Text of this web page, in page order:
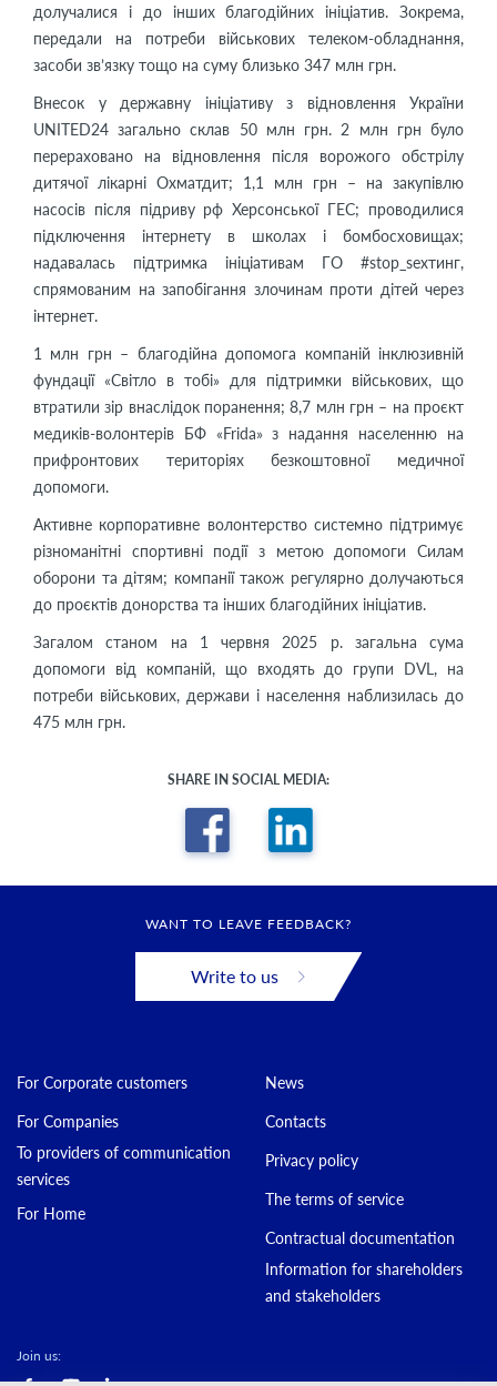
долучалися і до інших благодійних ініціатив. Зокрема,
передали на потреби військових телеком-обладнання,
засоби зв’язку тощо на суму близько 347 млн грн.
Внесок у державну ініціативу з відновлення України
UNITED24 загально склав 50 млн грн. 2 млн грн було
перераховано на відновлення після ворожого обстрілу
дитячої лікарні Охматдит; 1,1 млн грн – на закупівлю
насосів після підриву рф Херсонської ГЕС; проводилися
підключення інтернету в школах і бомбосховищах;
надавалась підтримка ініціативам ГО #stop_sexтинг,
спрямованим на запобігання злочинам проти дітей через
інтернет.
1 млн грн – благодійна допомога компаній інклюзивній
фундації «Світло в тобі» для підтримки військових, що
втратили зір внаслідок поранення; 8,7 млн грн – на проєкт
медиків-волонтерів БФ «Frida» з надання населенню на
прифронтових територіях безкоштовної медичної
допомоги.
Активне корпоративне волонтерство системно підтримує
різноманітні спортивні події з метою допомоги Силам
оборони та дітям; компанії також регулярно долучаються
до проєктів донорства та інших благодійних ініціатив.
Загалом станом на 1 червня 2025 р. загальна сума
допомоги від компаній, що входять до групи DVL, на
потреби військових, держави і населення наблизилась до
475 млн грн.
SHARE IN SOCIAL MEDIA:
WANT TO LEAVE FEEDBACK?
Write to us
For Corporate customers
For Companies
To providers of communication
services
For Home
News
Contacts
Privacy policy
The terms of service
Contractual documentation
Information for shareholders
and stakeholders
Join us: